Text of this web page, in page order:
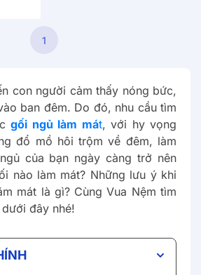
1
con người cảm thấy nóng bức,
ban đêm. Do đó, nhu cầu tìm
gối ngủ làm mát, với hy vọng
đổ mồ hôi trộm về đêm, làm
của bạn ngày càng trở nên
nào làm mát? Những lưu ý khi
mát là gì? Cùng Vua Nệm tìm
đây nhé!